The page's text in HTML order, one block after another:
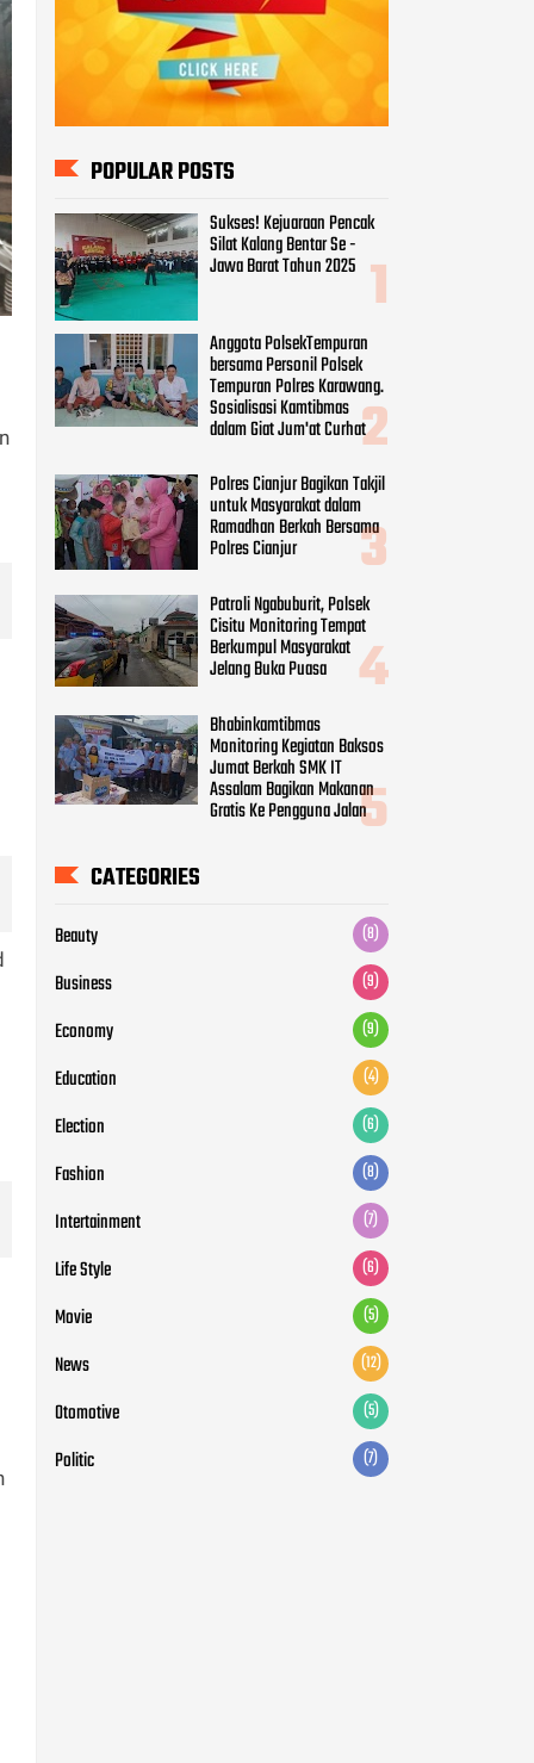
POPULAR POSTS
Sukses! Kejuaraan Pencak
Silat Kalang Bentar Se -
Jawa Barat Tahun 2025
Anggota PolsekTempuran
bersama Personil Polsek
Tempuran Polres Karawang.
Sosialisasi Kamtibmas
dalam Giat Jum'at Curhat
Polres Cianjur Bagikan Takjil
untuk Masyarakat dalam
Ramadhan Berkah Bersama
Polres Cianjur
Patroli Ngabuburit, Polsek
Cisitu Monitoring Tempat
Berkumpul Masyarakat
Jelang Buka Puasa
Bhabinkamtibmas
Monitoring Kegiatan Baksos
Jumat Berkah SMK IT
Assalam Bagikan Makanan
Gratis Ke Pengguna Jalan
CATEGORIES
Beauty (8)
Business (9)
Economy (9)
Education (4)
Election (6)
Fashion (8)
Intertainment (7)
Life Style (6)
Movie (5)
News (12)
Otomotive (5)
Politic (7)